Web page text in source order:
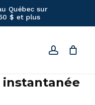
Québec sur
$ et plus
account
instantanée